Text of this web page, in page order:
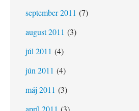
september 2011 (7)
august 2011 (3)
júl 2011 (4)
jún 2011 (4)
máj 2011 (3)
apríl 2011 (3)